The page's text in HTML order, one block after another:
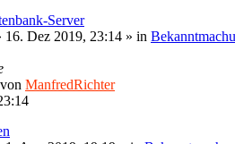
Server
16. Dez 2019, 23:14 » in
von ManfredRichter